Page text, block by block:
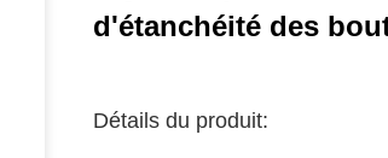
d'étanchéité des
Détails du produit: